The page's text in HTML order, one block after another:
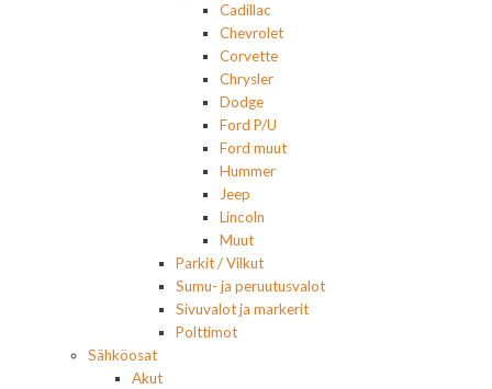
Cadillac
Chevrolet
Corvette
Chrysler
Dodge
Ford P/U
Ford muut
Hummer
Jeep
Lincoln
Muut
Parkit / Vilkut
Sumu- ja peruutusvalot
Sivuvalot ja markerit
Polttimot
Sähköosat
Akut